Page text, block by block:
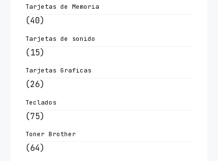
Tarjetas de Memoria
(40)
Tarjetas de sonido
(15)
Tarjetas Graficas
(26)
Teclados
(75)
Toner Brother
(64)